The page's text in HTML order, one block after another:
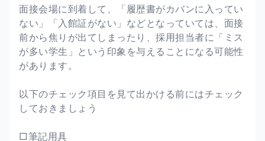
面接会場に到着して、「履歴書がカバンに入ってい
ない」「入館証がない」などとなっていては、面接
前から焦りが出てしまったり、採用担当者に「ミス
が多い学生」という印象を与えることになる可能性
があります。
以下のチェック項目を見て出かける前にはチェック
しておきましょう
□筆記用具